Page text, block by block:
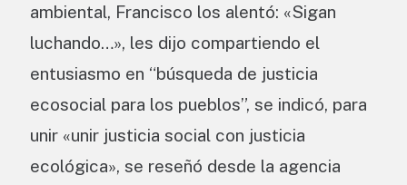
ambiental, Francisco los alentó: «Sigan
luchando…», les dijo compartiendo el
entusiasmo en “búsqueda de justicia
ecosocial para los pueblos”, se indicó, para
unir «unir justicia social con justicia
ecológica», se reseñó desde la agencia